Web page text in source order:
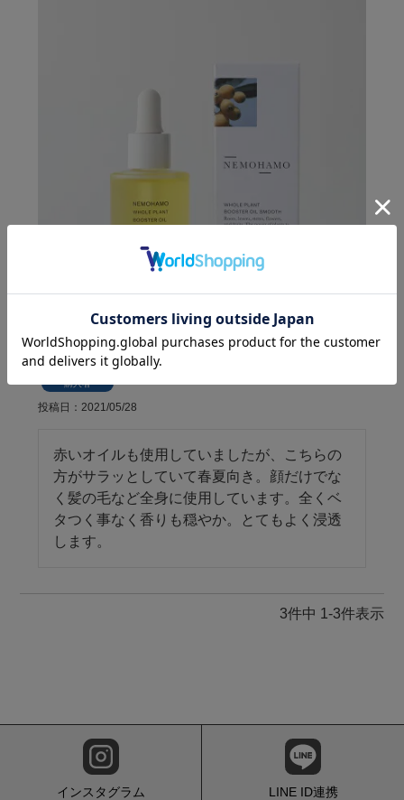
ブースターオイル スムース（送料込み）
購入者
投稿日 2021/05/28
赤いオイルも使用していましたが、こちらの
方がサラッとしていて春夏向き。顔だけでな
く髪の毛など全身に使用しています。全くベ
タつく事なく香りも穏やか。とてもよく浸透
します。
3件中 1 -3件表示
インスタグラム LINE ID連携